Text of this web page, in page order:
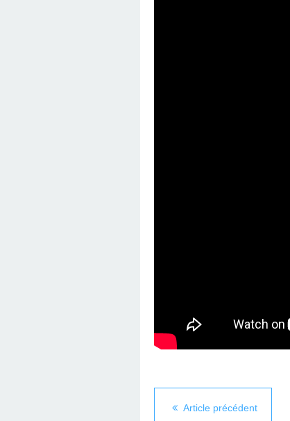
Article précédent